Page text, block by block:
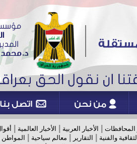
المحافظات الأخبار العربية الأخبار العالمية
والفنية التقارير معالم سياحية